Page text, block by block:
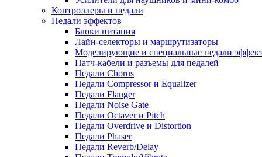
Контроллеры и педали
Педали эффектов
Блоки питания
Лайн-селекторы и маршрутизаторы
Моделирующие и специальные педали
Патч-кабели и разъемы для педалей
Педали Chorus
Педали Compressor и Equalizer
Педали Flanger
Педали Noise Gate
Педали Octaver и Pitch
Педали Overdrive и Distortion
Педали Phaser
Педали Reverb/Delay